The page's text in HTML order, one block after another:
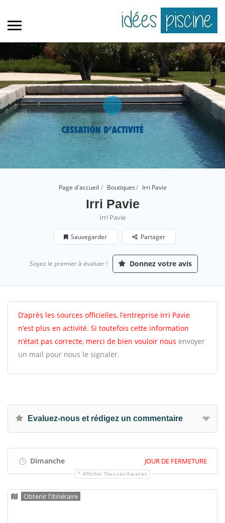
Page d'accueil Boutiques Irri Pavie
Irri Pavie
Irri Pavie
Sauvegarder Partager
Soyez le premier à évaluer ! Donnez votre avis
D’après les sources officielles, l’entreprise Irri Pavie
n’est plus en activité. Si toutefois cette information
n’était pas correcte, merci de bien vouloir nous envoyer
un mail pour nous le signaler.
Evaluez-nous et rédigez un commentaire
Dimanche JOUR DE FERMETURE
Afficher Tous Les Horaires
Obtenir l'itinéraire